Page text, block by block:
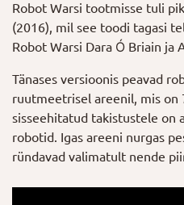
Robot Warsi tootmisse tuli
(2016), mil see toodi tagasi
Robot Warsi Dara Ó Briain ja
Tänases versioonis peavad
ruutmeetrisel areenil, mis on
sisseehitatud takistustele on
robotid. Igas areeni nurgas
ründavad valimatult nende